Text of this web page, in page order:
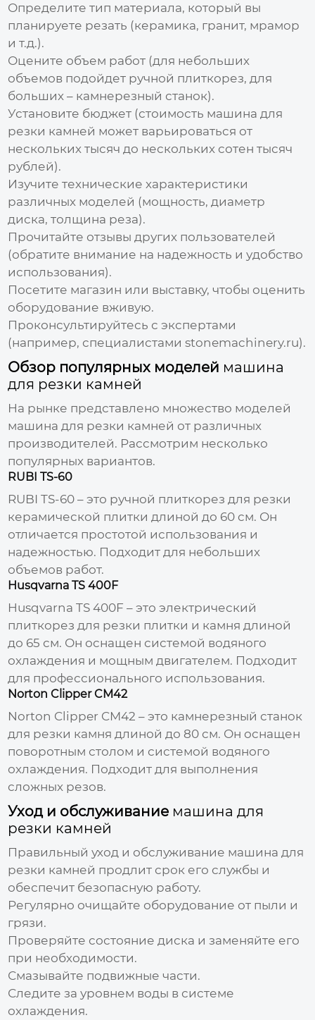
Определите тип материала, который вы
планируете резать (керамика, гранит, мрамор
и т.д.).
Оцените объем работ (для небольших
объемов подойдет ручной плиткорез, для
больших – камнерезный станок).
Установите бюджет (стоимость машина для
резки камней может варьироваться от
нескольких тысяч до нескольких сотен тысяч
рублей).
Изучите технические характеристики
различных моделей (мощность, диаметр
диска, толщина реза).
Прочитайте отзывы других пользователей
(обратите внимание на надежность и удобство
использования).
Посетите магазин или выставку, чтобы оценить
оборудование вживую.
Проконсультируйтесь с экспертами
(например, специалистамиstonemachinery.ru).
Обзор популярных моделей машина
для резки камней
На рынке представлено множество моделей
машина для резки камней от различных
производителей. Рассмотрим несколько
популярных вариантов.
RUBI TS-60
RUBI TS-60 – это ручной плиткорез для резки
керамической плитки длиной до 60 см. Он
отличается простотой использования и
надежностью. Подходит для небольших
объемов работ.
Husqvarna TS 400F
Husqvarna TS 400F – это электрический
плиткорез для резки плитки и камня длиной
до 65 см. Он оснащен системой водяного
охлаждения и мощным двигателем. Подходит
для профессионального использования.
Norton Clipper CM42
Norton Clipper CM42 – это камнерезный станок
для резки камня длиной до 80 см. Он оснащен
поворотным столом и системой водяного
охлаждения. Подходит для выполнения
сложных резов.
Уход и обслуживание машина для
резки камней
Правильный уход и обслуживание машина для
резки камней продлит срок его службы и
обеспечит безопасную работу.
Регулярно очищайте оборудование от пыли и
грязи.
Проверяйте состояние диска и заменяйте его
при необходимости.
Смазывайте подвижные части.
Следите за уровнем воды в системе
охлаждения.